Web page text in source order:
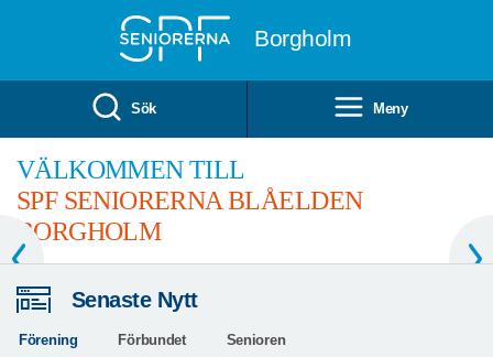
Borgholm
Sök Meny
VÄLKOMMEN TILL
SPF SENIORERNA BLÅELDEN
BORGHOLM
Senaste Nytt
Förening Förbundet Senioren